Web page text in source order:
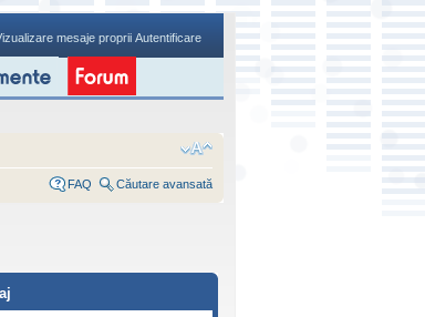
mesaje proprii Autentificare
FAQ Căutare avansată